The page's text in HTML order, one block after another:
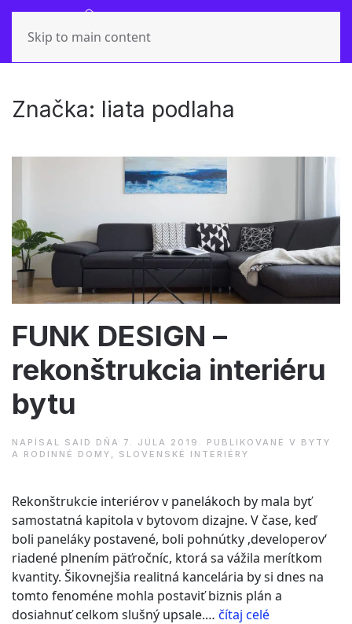
Skip to main content
Značka: liata podlaha
FUNK DESIGN –
rekonštrukcia interiéru
bytu
NAPÍSAL SAID DŇA 7. JÚLA 2019 . PUBLIKOVANÉ V BYTY
A RODINNÉ DOMY , SLOVENSKÉ INTERIÉRY
Rekonštrukcie interiérov v panelákoch by mala byť
samostatná kapitola v bytovom dizajne. V čase, keď
boli paneláky postavené, boli pohnútky ‚developerov‘
riadené plnením päťročníc, ktorá sa vážila merítkom
kvantity. Šikovnejšia realitná kancelária by si dnes na
tomto fenoméne mohla postaviť biznis plán a
dosiahnuť celkom slušný upsale.… čítaj celé“FUNK